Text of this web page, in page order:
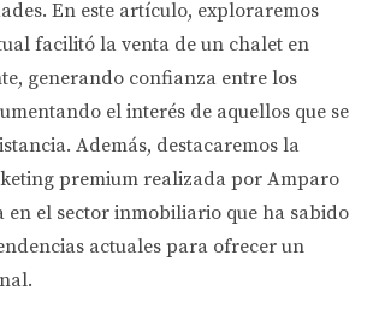
En este artículo, exploraremos
facilitó la venta de un chalet en
generando confianza entre los
el interés de aquellos que se
Además, destacaremos la
premium realizada por Amparo
en el sector inmobiliario que ha sabido
actuales para ofrecer un